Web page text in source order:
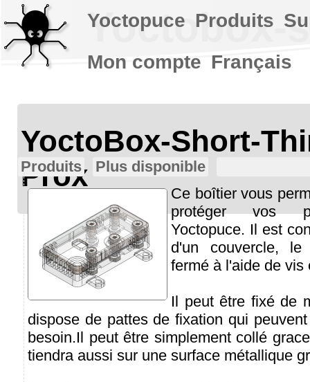
Yoctobox-
YoctoBox-Short-
Prox
Produits
Plus disponible
Ce boîtier vous
protéger vos
Yoctopuce. Il est
d'un couvercle,
fermé à l'aide de vis
Il peut être fixé de
dispose de pattes de fixation qui
besoin.Il peut être simplement collé
tiendra aussi sur une surface métallique
Yoctopuce Produits
Mon compte Français